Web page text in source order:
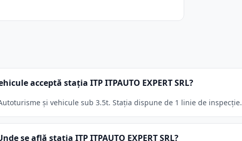
acceptă stația ITP ITPAUTO EXPERT SRL?
Autoturisme și vehicule sub 3.5t. Stația dispune de 1 linie de inspecție.
se află stația ITP ITPAUTO EXPERT SRL?